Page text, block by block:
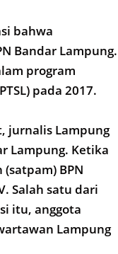
bahwa
Bandar Lampung.
program
pada 2017.
jurnalis Lampung
Lampung. Ketika
BPN
Salah satu dari
itu, anggota
Lampung